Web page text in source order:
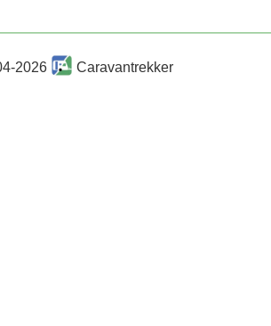
2026 Caravantrekker